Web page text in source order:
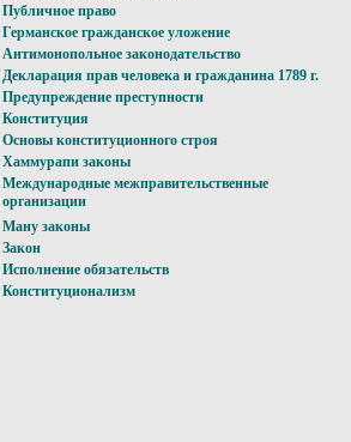
Публичное право
Германское гражданское уложение
Антимонопольное законодательство
Декларация прав человека и гражданина 1789 г.
Предупреждение преступности
Конституция
Основы конституционного строя
Хаммурапи законы
Международные межправительственные
организации
Ману законы
Закон
Исполнение обязательств
Конституционализм